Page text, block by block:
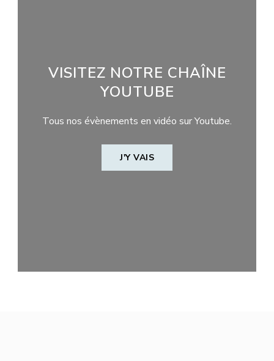
VISITEZ NOTRE CHAÎNE
YOUTUBE
Tous nos évènements en vidéo sur Youtube.
J'Y VAIS